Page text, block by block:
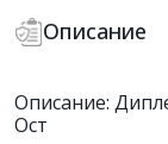
Описание
Описание:
Ост